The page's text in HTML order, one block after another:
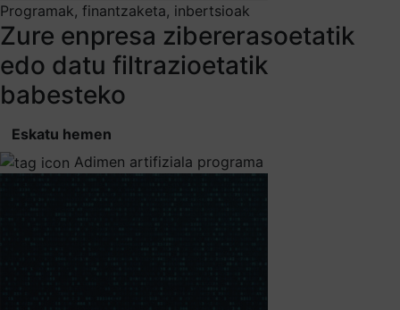
Programak, finantzaketa, inbertsioak
Zure enpresa zibererasoetatik
edo datu filtrazioetatik
babesteko
Eskatu hemen
Adimen artifiziala programa